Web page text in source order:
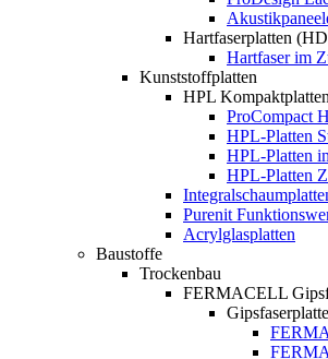
Hartfaserplatten
Hartfaser im
Kunststoffplatten
HPL Kompaktplatten
ProCompact
HPL-Platten
HPL-Platten
HPL-Platten
Purenit
Acrylglasplatten
Baustoffe
Trockenbau
FERMACELL